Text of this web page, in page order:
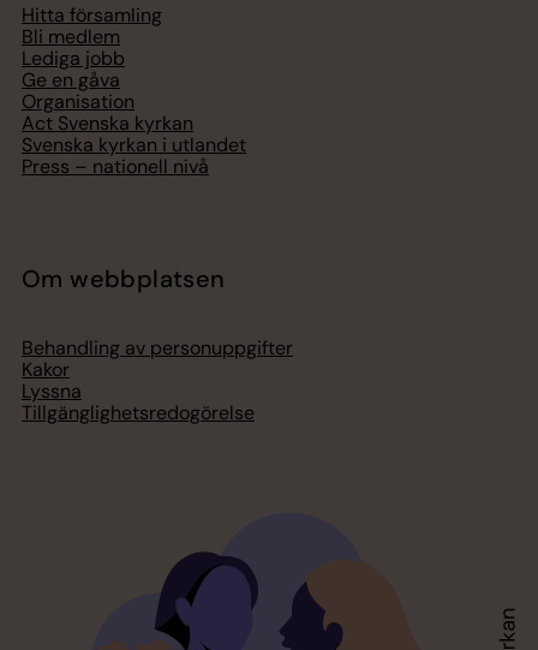
Hitta församling
Bli medlem
Lediga jobb
Ge en gåva
Organisation
Act Svenska kyrkan
Svenska kyrkan i utlandet
Press – nationell nivå
Om webbplatsen
Behandling av personuppgifter
Kakor
Lyssna
Tillgänglighetsredogörelse